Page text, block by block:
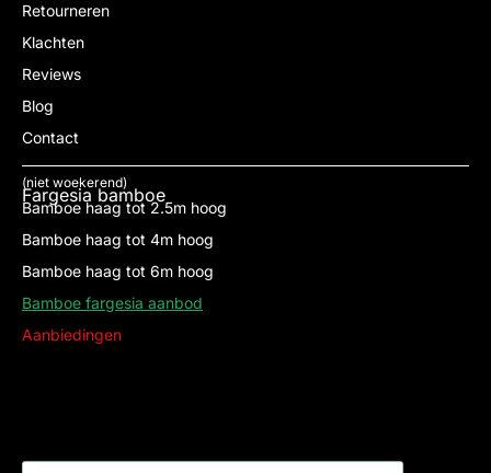
Retourneren
Klachten
Reviews
Blog
Contact
Fargesia bamboe
(niet woekerend)
Bamboe haag tot 2.5m hoog
Bamboe haag tot 4m hoog
Bamboe haag tot 6m hoog
Bamboe fargesia aanbod
Aanbiedingen